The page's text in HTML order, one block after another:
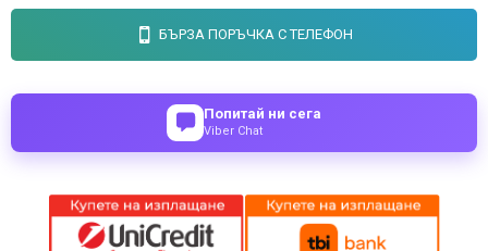
БЪРЗА ПОРЪЧКА С ТЕЛЕФОН
Попитай ни сега
Viber Chat